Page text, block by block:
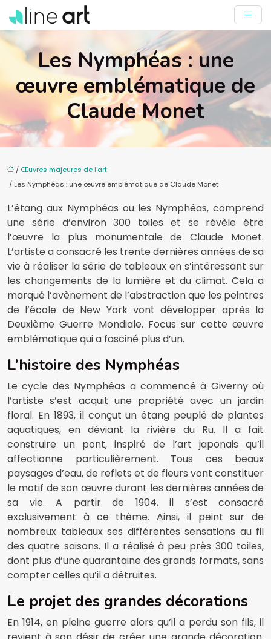
Les Nymphéas : une
œuvre emblématique de
Claude Monet
/ Œuvres majeures de l'art
/ Les Nymphéas : une œuvre emblématique de Claude Monet
L’étang aux Nymphéas ou les Nymphéas, comprend
une série d’environ 300 toiles et se révèle être
l’œuvre la plus monumentale de Claude Monet.
L’artiste a consacré les trente dernières années de sa
vie à réaliser la série de tableaux en s’intéressant sur
les changements de la lumière et du climat. Cela a
marqué l’avènement de l’abstraction que les peintres
de l’école de New York vont développer après la
Deuxième Guerre Mondiale. Focus sur cette œuvre
emblématique qui a fasciné plus d’un.
L’histoire des Nymphéas
Le cycle des Nymphéas a commencé à Giverny où
l’artiste s’est acquit une propriété avec un jardin
floral. En 1893, il conçut un étang peuplé de plantes
aquatiques, en déviant la rivière du Ru. Il a fait
construire un pont, inspiré de l’art japonais qu’il
affectionne particulièrement. Tous ces beaux
paysages d’eau, de reflets et de fleurs vont constituer
le motif de son œuvre durant les dernières années de
sa vie. A partir de 1904, il s’est consacré
exclusivement à ce thème. Ainsi, il peint sur de
nombreux tableaux ses différentes sensations au fil
des quatre saisons. Il a réalisé à peu près 300 toiles,
dont plus d’une quarantaine des grands formats, sans
compter celles qu’il a détruites.
Le projet des grandes décorations
En 1914, en pleine guerre alors qu’il a perdu son fils, il